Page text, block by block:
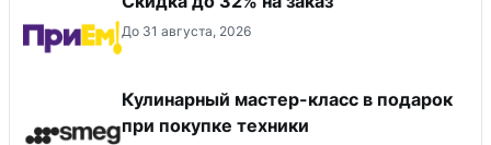
До 31 августа, 2026
Кулинарный мастер-класс в подарок
при покупке техники